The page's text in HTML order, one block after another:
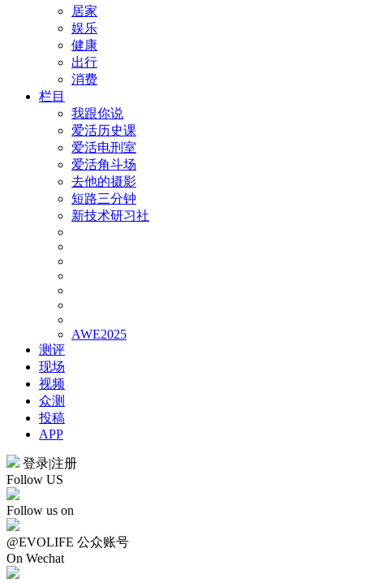
居家
娱乐
健康
出行
消费
栏目
我跟你说
爱活历史课
爱活电刑室
爱活角斗场
去他的摄影
短路三分钟
新技术研习社
AWE2025
测评
现场
视频
众测
投稿
APP
登录|注册
Follow US
Follow us on
@EVOLIFE 公众账号
On Wechat